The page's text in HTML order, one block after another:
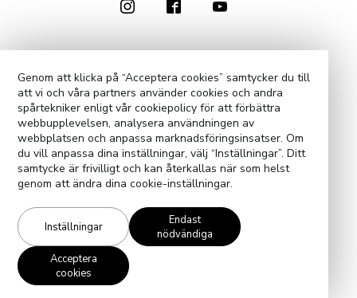
COOKIE-INSTÄLLNINGAR
Genom att klicka på “Acceptera cookies” samtycker du till
att vi och våra partners använder cookies och andra
spårtekniker enligt vår cookiepolicy för att förbättra
webbupplevelsen, analysera användningen av
webbplatsen och anpassa marknadsföringsinsatser. Om
du vill anpassa dina inställningar, välj “Inställningar”. Ditt
samtycke är frivilligt och kan återkallas när som helst
genom att ändra dina cookie-inställningar.
Inställningar
Endast
nödvändiga
Acceptera
cookies